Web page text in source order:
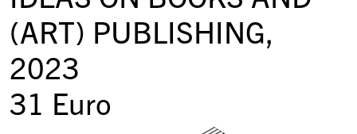
(ART) PUBLISHING,
2023
31 Euro